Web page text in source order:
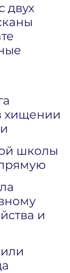
двух
хищении
школы
и